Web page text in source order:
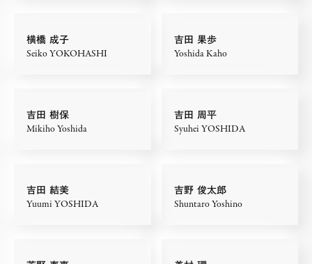
横橋 成子
Seiko YOKOHASHI
吉田 果歩
Yoshida Kaho
吉田 樹保
Mikiho Yoshida
吉田 周平
Syuhei YOSHIDA
吉田 結美
Yuumi YOSHIDA
吉野 俊太郎
Shuntaro Yoshino